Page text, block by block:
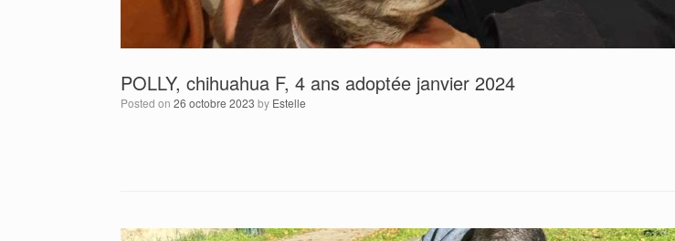
POLLY, chihuahua F, 4 ans adoptée janvier 2024
Posted on 26 octobre 2023 by Estelle